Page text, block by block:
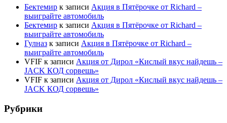
Бектемир к записи Акция в Пятёрочке от Richard –
выиграйте автомобиль
Бектемир к записи Акция в Пятёрочке от Richard –
выиграйте автомобиль
Гулназ к записи Акция в Пятёрочке от Richard –
выиграйте автомобиль
VFIF к записи Акция от Дирол «Кислый вкус найдешь –
JACK КОД сорвешь»
VFIF к записи Акция от Дирол «Кислый вкус найдешь –
JACK КОД сорвешь»
Рубрики